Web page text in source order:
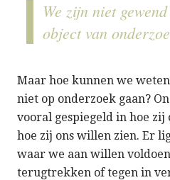
We zijn niet
object van
Maar hoe kunnen we
niet op onderzoek gaan?
vooral gespiegeld in hoe zij
hoe zij ons willen zien. Er
waar we aan willen
terugtrekken of tegen in